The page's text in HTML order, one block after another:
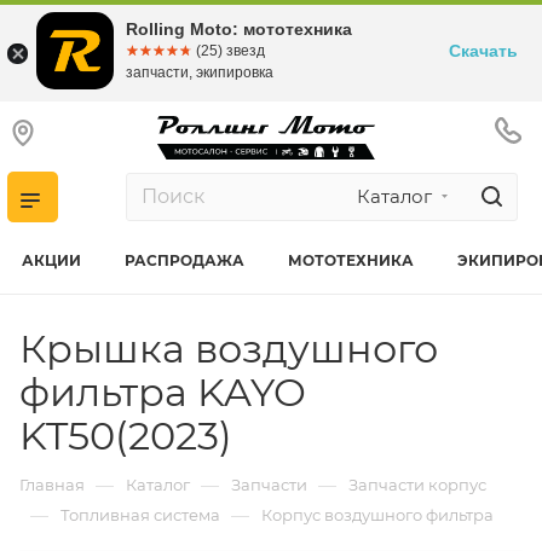
Каталог
АКЦИИ РАСПРОДАЖА МОТОТЕХНИКА
Крышка воздушного
фильтра KAYO
KT50(2023)
Главная — Каталог — Запчасти — Запчасти корпус
— Топливная система — Корпус воздушного фильтра
Rolling Moto: мототехника
☆☆☆☆☆
★★★★★ (25) звезд
запчасти, экипировка
Скачать